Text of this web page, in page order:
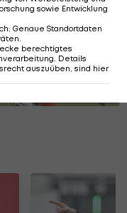
SLIDESHOW
STARTEN
sowie Entwicklung
: Genaue Standortdaten
.
berechtigtes
Details
auszuüben, sind hier